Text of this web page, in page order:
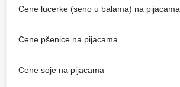
Cene lucerke (seno u balama) na pijacama
Cene pšenice na pijacama
Cene soje na pijacama